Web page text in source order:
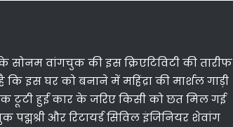
वांगचुक की इस क्रिएटिविटी की तारीफ
इस घर को बनाने में महिंद्रा की मार्शल गाड़ी
टूटी हुई कार के जरिए किसी को छत मिल गई
और रिटायर्ड सिविल इंजिनियर शेवांग